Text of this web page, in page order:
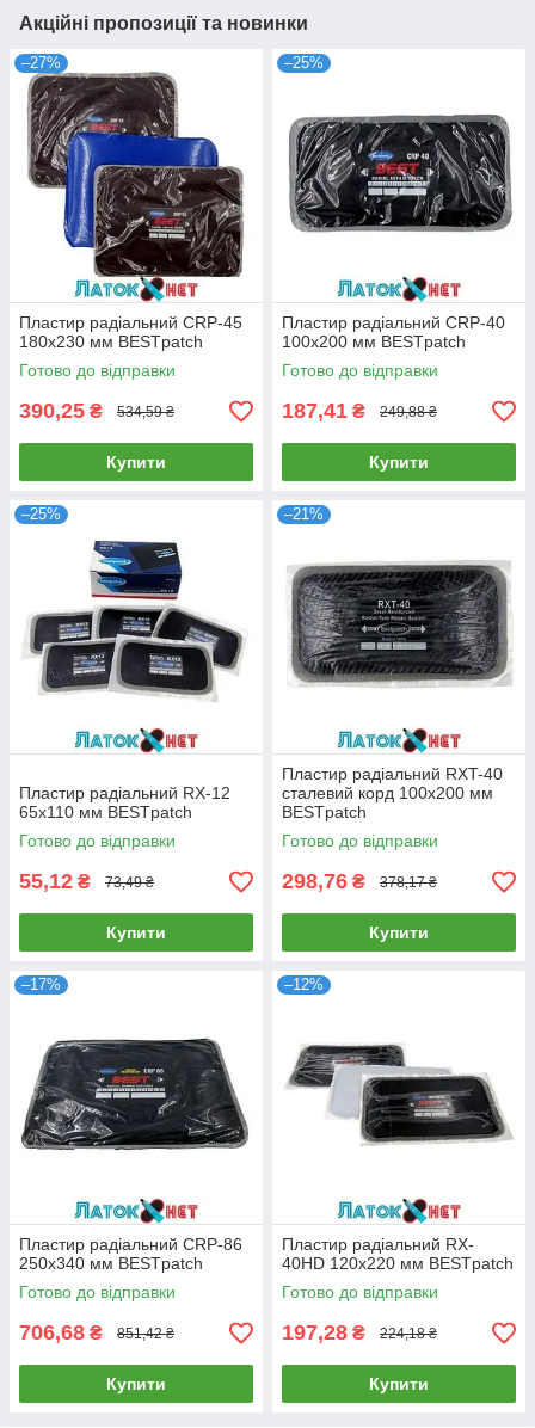
Акційні пропозиції та новинки
–27%
Пластир радіальний CRP-45
180х230 мм BESTpatch
Готово до відправки
390,25 ₴ 534,59 ₴
Купити
–25%
Пластир радіальний CRP-40
100х200 мм BESTpatch
Готово до відправки
187,41 ₴ 249,88 ₴
Купити
–25%
Пластир радіальний RX-12
65х110 мм BESTpatch
Готово до відправки
55,12 ₴ 73,49 ₴
Купити
–21%
Пластир радіальний RXT-40
сталевий корд 100x200 мм
BESTpatch
Готово до відправки
298,76 ₴ 378,17 ₴
Купити
–17%
Пластир радіальний CRP-86
250х340 мм BESTpatch
Готово до відправки
706,68 ₴ 851,42 ₴
Купити
–12%
Пластир радіальний RX-
40HD 120х220 мм BESTpatch
Готово до відправки
197,28 ₴ 224,18 ₴
Купити